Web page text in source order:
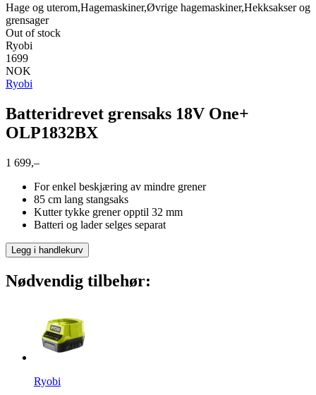
Hage og uterom,Hagemaskiner,Øvrige hagemaskiner,Hekksakser og
grensager
Out of stock
Ryobi
1699
NOK
Ryobi
Batteridrevet grensaks 18V One+
OLP1832BX
1 699,–
For enkel beskjæring av mindre grener
85 cm lang stangsaks
Kutter tykke grener opptil 32 mm
Batteri og lader selges separat
Legg i handlekurv
Nødvendig tilbehør:
Ryobi